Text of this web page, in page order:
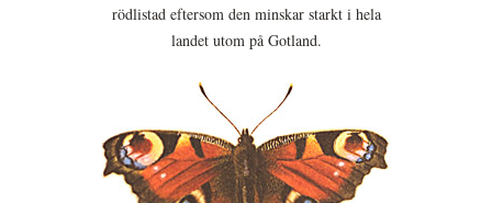
rödlistad eftersom den minskar starkt i hela
landet utom på Gotland.